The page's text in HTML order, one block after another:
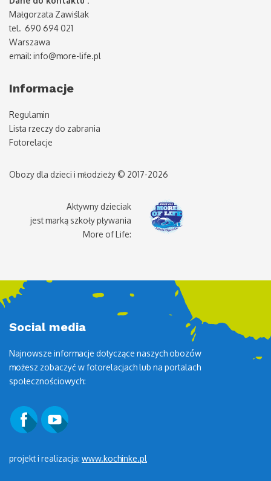
Małgorzata Zawiślak
tel. 690 694 021
Warszawa
email: info@more-life.pl
Informacje
Regulamin
Lista rzeczy do zabrania
Fotorelacje
Obozy dla dzieci i młodzieży © 2017-2026
Aktywny dzieciak
jest marką szkoły pływania
More of Life:
Social media
Najnowsze informacje dotyczące naszych obozów
możesz zobaczyć w fotorelacjach lub na portalach
społecznościowych:
projekt i realizacja: www.kochinke.pl